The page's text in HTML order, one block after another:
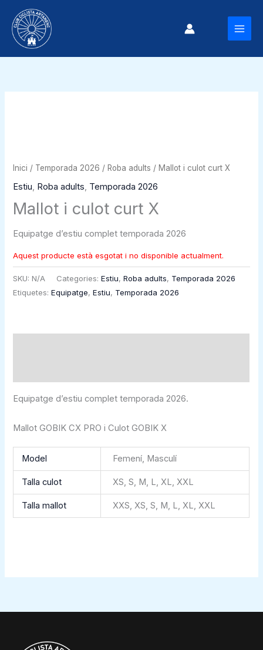
contingut
Inici / Temporada 2026 /Roba adults / Mallot i culot curt X
Estiu, Roba adults, Temporada 2026
Mallot i culot curt X
Equipatge d’estiu complet temporada 2026
Aquest producte està esgotat i no disponible actualment.
SKU: N/A Categories:Estiu,Roba adults, Temporada 2026
Etiquetes:Equipatge,Estiu, Temporada 2026
Equipatge d’estiu complet temporada 2026.
Mallot GOBIK CX PRO i Culot GOBIK X
Model Femení, Masculí
Talla culot XS, S, M, L, XL, XXL
Talla mallot XXS, XS, S, M, L, XL, XXL